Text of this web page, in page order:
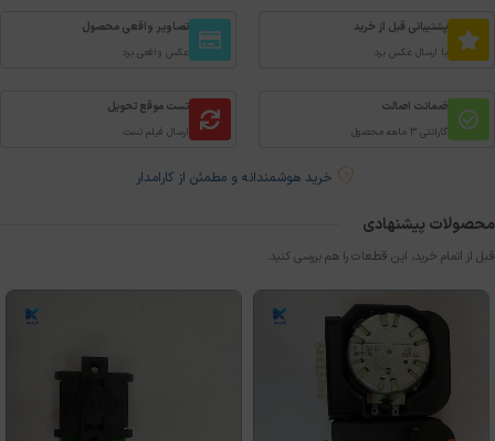
پشتیبانی قبل از خرید
با ارسال عکس برد
تصاویر واقعی محصول
عکس واقعی برد
ضمانت اصالت
گارانتی 3 ماهه محصول
تست موقع تحویل
ارسال فیلم تست
خرید هوشمندانه و مطمئن از کارامدار
محصولات پیشنهادی
قبل از اتمام خرید، این قطعات را هم بررسی کنید.